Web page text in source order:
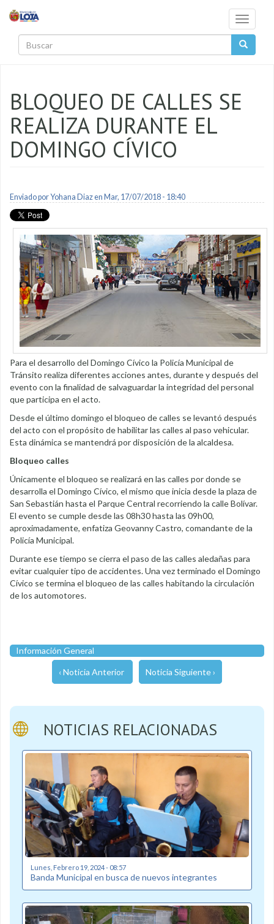
Toggle
BLOQUEO DE CALLES SE
REALIZA DURANTE EL
DOMINGO CÍVICO
Enviado porYohana Diazen Mar, 17/07/2018 - 18:40
Para el desarrollo del Domingo Cívico la Policía Municipal de
Tránsito realiza diferentes acciones antes, durante y después del
evento con la finalidad de salvaguardar la integridad del personal
que participa en el acto.
Desde el último domingo el bloqueo de calles se levantó después
del acto con el propósito de habilitar las calles al paso vehicular.
Esta dinámica se mantendrá por disposición de la alcaldesa.
Bloqueo calles
Únicamente el bloqueo se realizará en las calles por donde se
desarrolla el Domingo Cívico, el mismo que inicia desde la plaza de
San Sebastián hasta el Parque Central recorriendo la calle Bolívar.
El evento se cumple desde las 08h30 hasta las 09h00,
aproximadamente, enfatiza Geovanny Castro, comandante de la
Policía Municipal.
Durante ese tiempo se cierra el paso de las calles aledañas para
evitar cualquier tipo de accidentes. Una vez terminado el Domingo
Cívico se termina el bloqueo de las calles habitando la circulación
de los automotores.
Información General
‹ Noticia Anterior Noticia Siguiente ›
NOTICIAS RELACIONADAS
Lunes, Febrero 19, 2024 - 08:57
Banda Municipal en busca de nuevos integrantes